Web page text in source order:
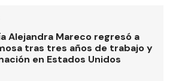
Alejandra Mareco regresó a
tras tres años de trabajo y
en Estados Unidos